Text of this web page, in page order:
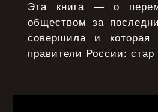
Эта книга — о
обществом за
совершила и
правители России: стар